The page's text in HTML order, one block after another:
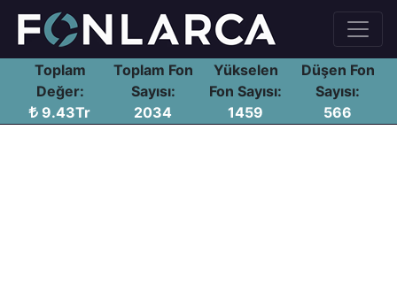
Toplam
Değer:
9.43Tr
Toplam Fon
Sayısı:
2034
Yükselen
Fon Sayısı:
1459
Düşen Fon
Sayısı:
566